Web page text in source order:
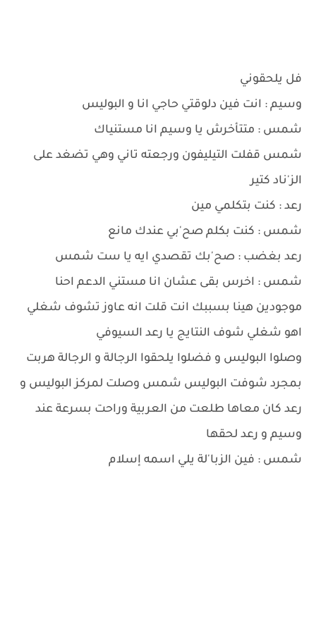
فل يلحقوني
وسيم : انت فين دلوقتي حاجي انا و البوليس
شمس : متتأخرش يا وسيم انا مستنياك
شمس قفلت التيليفون ورجعته تاني وهي تضغد على
الز'ناد كتير
رعد : كنت بتكلمي مين
شمس : كنت بكلم صح'بي عندك مانع
رعد بغضب : صح'بك تقصدي ايه يا ست شمس
شمس : اخرس بقى عشان انا مستني الدعم احنا
موجودين هينا بسببك انت قلت انه عاوز تشوف شغلي
اهو شغلي شوف النتايج يا رعد السيوفي
وصلوا البوليس و فضلوا يلحقوا الرجالة و الرجالة هربت
بمجرد شوفت البوليس شمس وصلت لمركز البوليس و
رعد كان معاها طلعت من العربية وراحت بسرعة عند
وسيم و رعد لحقها
شمس : فين الزبا'لة يلي اسمه إسلام